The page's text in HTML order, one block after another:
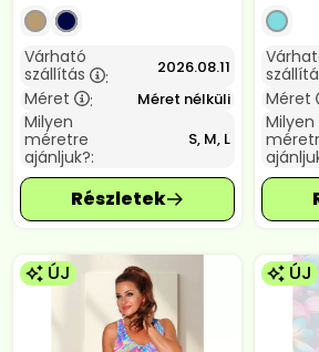
Várható
szállítás
: 2026.08.11
Méret : Méret nélküli
Milyen
méretre
ajánljuk?:
S, M, L
Méret
Milyen
ÚJ ÚJ